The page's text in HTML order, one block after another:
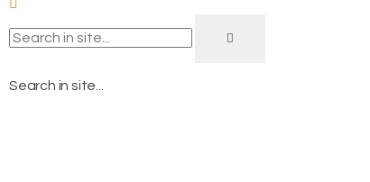
Search in site...